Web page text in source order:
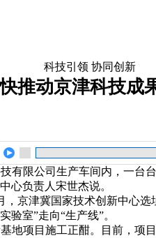
科技引领 协同创新
推动京津科技成
有限公司生产车间内，一
心负责人宋世杰说。
京津冀国家技术创新中心
室”走向“生产线”。
地项目施工正酣。目前，